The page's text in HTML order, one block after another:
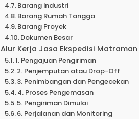
Barang Industri
Barang Rumah Tangga
Barang Proyek
Dokumen Besar
Alur Kerja Jasa Ekspedisi
1. Pengajuan Pengiriman
2. Penjemputan atau Drop-Off
3. Penimbangan dan Pengecekan
4. Proses Pengemasan
5. Pengiriman Dimulai
6. Perjalanan dan Monitoring